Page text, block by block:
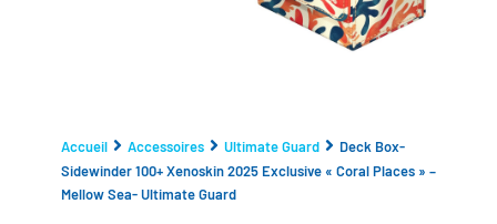
Accueil Accessoires Ultimate Guard
Deck Box-
Sidewinder 100+ Xenoskin 2025 Exclusive « Coral Places » –
Mellow Sea- Ultimate Guard